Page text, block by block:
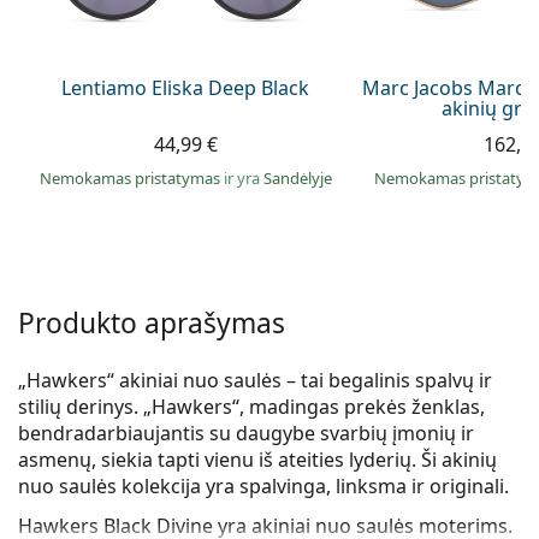
Persol
Lentiamo Eliska Deep Black
44,99 €
Nemokamas pristatymas ir yraSandėlyje
Marc Jacobs Marc
akinių
Nemokamas
Produkto aprašymas
„Hawkers“ akiniai nuo saulės – tai begalinis spalvų ir
stilių derinys. „Hawkers“, madingas prekės ženklas,
bendradarbiaujantis su daugybe svarbių įmonių ir
asmenų, siekia tapti vienu iš ateities lyderių. Ši akinių
nuo saulės kolekcija yra spalvinga, linksma ir originali.
Hawkers Black Divineyra akiniai nuo saulės moterims.